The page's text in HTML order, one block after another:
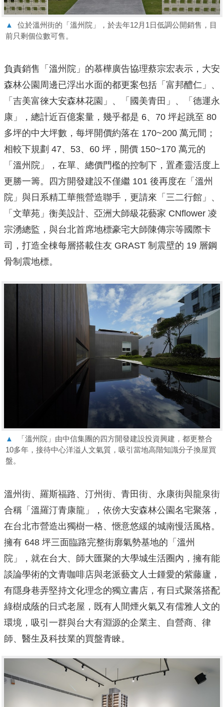
▲
位於溫州街的「溫州院」，於去年12月1日低調公開銷售，目
前只剩個位數可售。
負責銷售「溫州院」的慕樺廣告協理蔡宗宏表示，大安
森林公園周邊已浮出水面的都更案包括「富邦醴仁」、
「吉美富徠大安森林花園」、「國美青田」、「德運永
康」，總計近百億案量，幾乎都是 6、70 坪起跳至 80
多坪的中大坪數，每坪開價約落在 170~200 萬元間；
相較下規劃 47、53、60 坪，開價 150~170 萬元的
「溫州院」，在單、總價門檻的控制下，置產靈活度上
更勝一籌。四方開發建設不僅繼 101 後再度在「溫州
院」與日系精工華熊營造聯手，更請來「三二行館」、
「文華苑」衡美設計、亞洲大師級花藝家 CNflower 凌
宗湧總監，與台北首席地標豪宅大師陳傳宗等國際卡
司，打造全棟每層搭載住友 GRAST 制震壁的 19 層鋼
骨制震地標。
▲
「溫州院」由中信集團的四方開發建設投資興建，都更整合
10多年，接待中心洋溢人文氣質，吸引當地高階知識分子換屋買
盤。
溫州街、羅斯福路、汀州街、青田街、永康街與龍泉街
合稱「溫羅汀青康龍」，依傍大安森林公園名宅聚落，
在台北市營造出獨樹一格、愜意悠緩的城南慢活風格。
擁有 648 坪三面臨路完整街廓氣勢基地的「溫州
院」，就在台大、師大匯聚的大學城生活圈內，擁有能
談論學術的文青咖啡店與老派藝文人士鍾愛的紫藤廬，
有隱身巷弄堅持文化理念的獨立書店，有日式聚落搭配
綠樹成蔭的日式老屋，既有人間煙火氣又有儒雅人文的
環境，吸引一群與台大有淵源的企業主、自營商、律
師、醫生及科技業的買盤青睞。